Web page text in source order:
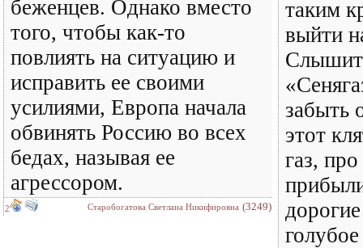
беженцев. Однако вместо
того, чтобы как-то
повлиять на ситуацию и
исправить ее своими
усилиями, Европа начала
обвинять Россию во всех
бедах, называя ее
агрессором.
2 Старобогатова Светлана Никифировна (3249)
таким
выйти
забыть
этот
газ,